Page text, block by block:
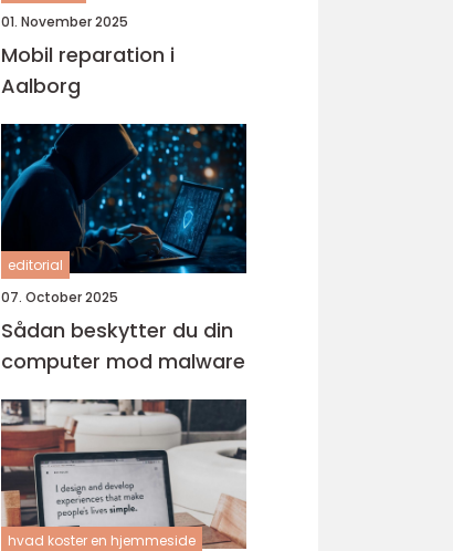
01. November 2025
Mobil reparation i
Aalborg
editorial
07. October 2025
Sådan beskytter du din
computer mod malware
hvad koster en hjemmeside